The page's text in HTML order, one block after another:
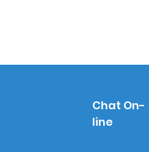
Chat On-
line